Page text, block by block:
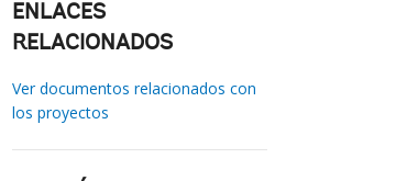
ENLACES
RELACIONADOS
Ver documentos relacionados con
los proyectos